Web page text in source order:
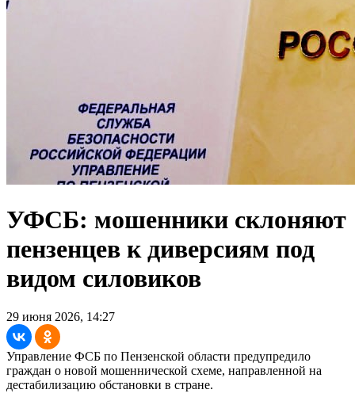
УФСБ: мошенники склоняют
пензенцев к диверсиям под
видом силовиков
29 июня 2026, 14:27
Управление ФСБ по Пензенской области предупредило
граждан о новой мошеннической схеме, направленной на
дестабилизацию обстановки в стране.